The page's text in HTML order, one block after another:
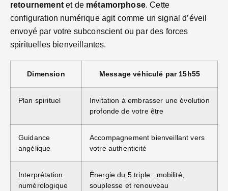
retournementet de métamorphose. Cette
configuration numérique agit comme un signal d’éveil
envoyé par votre subconscient ou par des forces
spirituelles bienveillantes.
Dimension Message véhiculé par 15h55
Plan spirituel
Invitation à embrasser une évolution
profonde de votre être
Guidance
angélique
Accompagnement bienveillant vers
votre authenticité
Interprétation
numérologique
Énergie du 5 triple : mobilité,
souplesse et renouveau